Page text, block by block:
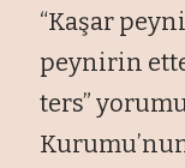
“Kaşar
peynirin
ters”